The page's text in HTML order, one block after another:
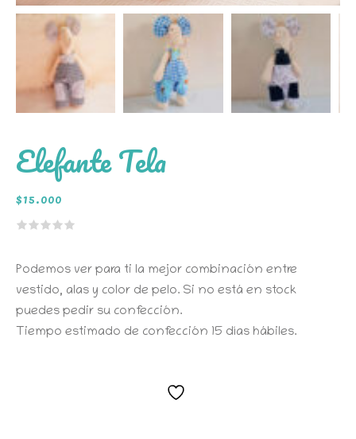
Elefante Tela
$15.000
Podemos ver para ti la mejor combinación entre
vestido, alas y color de pelo. Si no está en stock
puedes pedir su confección.
Tiempo estimado de confección 15 días hábiles.